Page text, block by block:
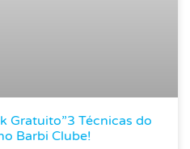
Gratuito”3 Técnicas do
Barbi Clube!